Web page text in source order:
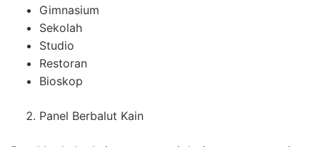
Gimnasium
Sekolah
Studio
Restoran
Bioskop
Panel Berbalut Kain